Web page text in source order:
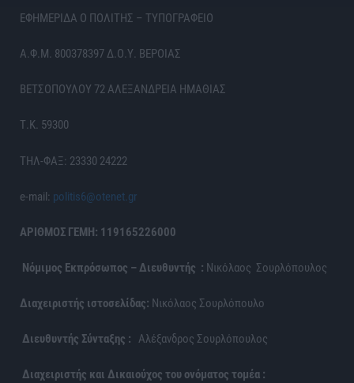
ΕΦΗΜΕΡΙΔΑ Ο ΠΟΛΙΤΗΣ – ΤΥΠΟΓΡΑΦΕΙΟ
Α.Φ.Μ. 800378397 Δ.Ο.Υ. ΒΕΡΟΙΑΣ
ΒΕΤΣΟΠΟΥΛΟΥ 72 ΑΛΕΞΑΝΔΡΕΙΑ ΗΜΑΘΙΑΣ
Τ.Κ. 59300
ΤΗΛ-ΦΑΞ: 23330 24222
e-mail: politis6@otenet.gr
ΑΡΙΘΜΟΣ ΓΕΜΗ: 119165226000
Νόμιμος Εκπρόσωπος – Διευθυντής : Νικόλαος Σουρλόπουλος
Διαχειριστής ιστοσελίδας: Νικόλαος Σουρλόπουλο
Διευθυντής Σύνταξης : Αλέξανδρος Σουρλόπουλος
Διαχειριστής και Δικαιούχος του ονόματος τομέα :